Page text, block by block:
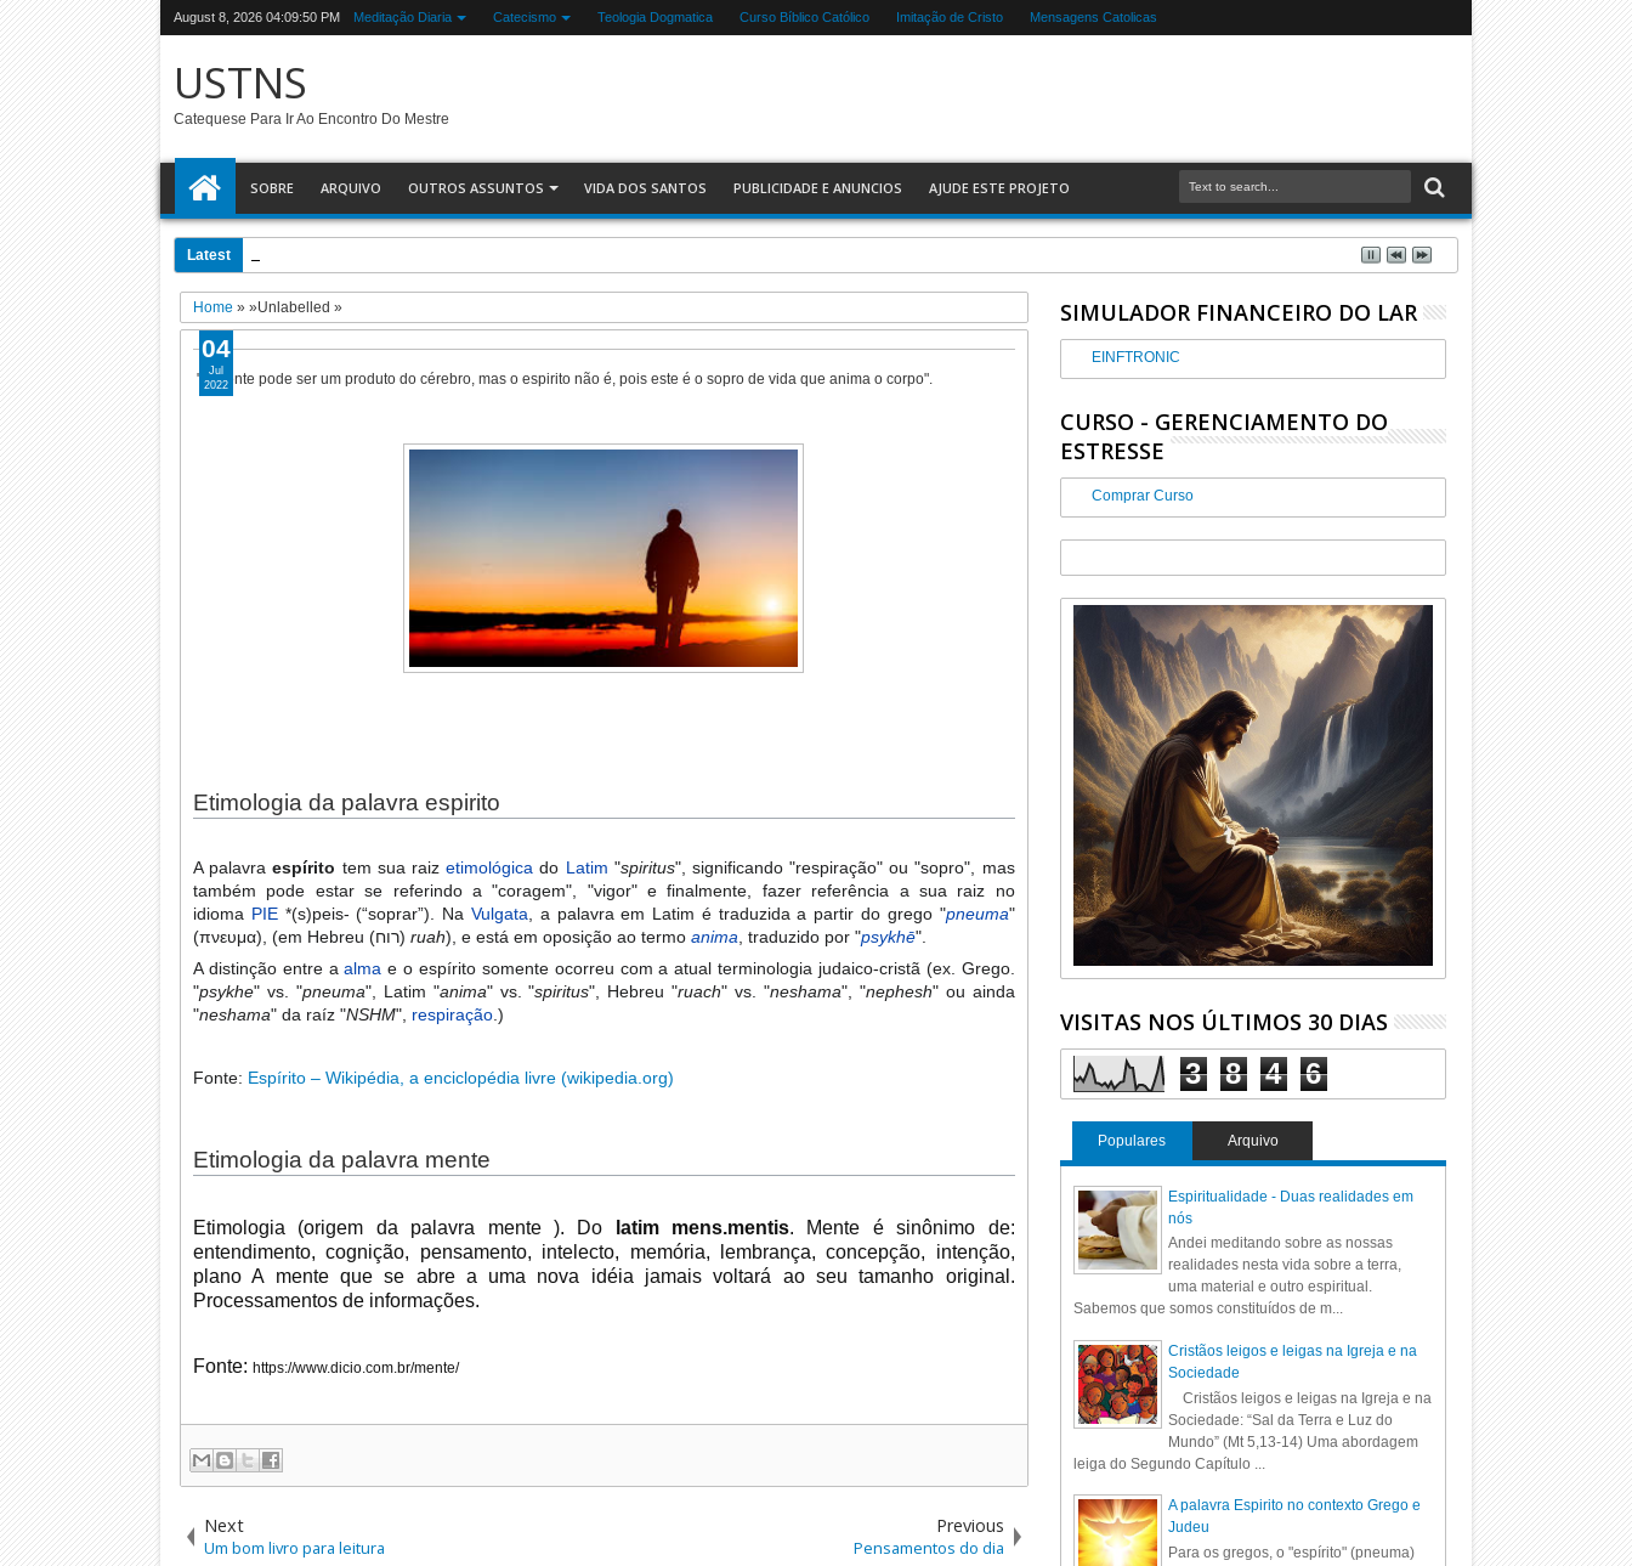
August 8, 2026 04:09:51 PM Meditação Diaria Catecismo Teologia Dogmatica Curso Bíblico Católico Imitação de Cristo Mensagens Catolicas
USTNS
Catequese Para Ir Ao Encontro Do Mestre
SOBRE ARQUIVO OUTROS ASSUNTOS VIDA DOS SANTOS PUBLICIDADE E ANUNCIOS AJUDE ESTE PROJETO
Latest
Home » »Unlabelled »
"A mente pode ser um produto do cérebro, mas o espirito não é, pois este é o sopro de vida que anima o corpo".
Etimologia da palavra espirito
A palavraespírito tem sua raizetimológica do Latim "spiritus", significando "respiração" ou "sopro", mas
também pode estar se referindo a "coragem", "vigor" e finalmente, fazer referência a sua raiz no
idioma PIE*(s)peis- (“soprar”). NaVulgata , a palavra em Latim é traduzida a partir do grego "pneuma"
(πνευμα), (em Hebreu (רוח)ruah), e está em oposição ao termoanima , traduzido por "psykhē".
A distinção entre aalma e o espírito somente ocorreu com a atual terminologia judaico-cristã (ex. Grego.
"psykhe" vs. "pneuma", Latim "anima" vs. "spiritus", Hebreu "ruach" vs. "neshama", "nephesh" ou ainda
"neshama" da raíz "NSHM", respiração .)
Fonte: Espírito – Wikipédia, a enciclopédia livre (wikipedia.org)
Etimologia da palavra mente
Etimologia (origem da palavra mente ). Do latim mens.mentis. Mente é sinônimo de:
entendimento, cognição, pensamento, intelecto, memória, lembrança, concepção, intenção,
plano A mente que se abre a uma nova idéia jamais voltará ao seu tamanho original.
Processamentos de informações.
Fonte:https://www.dicio.com.br/mente/
04
Jul
2022
Next
Um bom livro para leitura
Previous
Pensamentos do dia
SIMULADOR FINANCEIRO DO LAR
EINFTRONIC
CURSO - GERENCIAMENTO DO
ESTRESSE
Comprar Curso
VISITAS NOS ÚLTIMOS 30 DIAS
3 8 4 6
Populares Arquivo
Espiritualidade - Duas realidades em
nós
Andei meditando sobre as nossas
realidades nesta vida sobre a terra,
uma material e outro espiritual.
Sabemos que somos constituídos de m...
Cristãos leigos e leigas na Igreja e na
Sociedade
Cristãos leigos e leigas na Igreja e na
Sociedade: “Sal da Terra e Luz do
Mundo” (Mt 5,13-14) Uma abordagem
leiga do Segundo Capítulo ...
A palavra Espirito no contexto Grego e
Judeu
Para os gregos, o "espírito" (pneuma)